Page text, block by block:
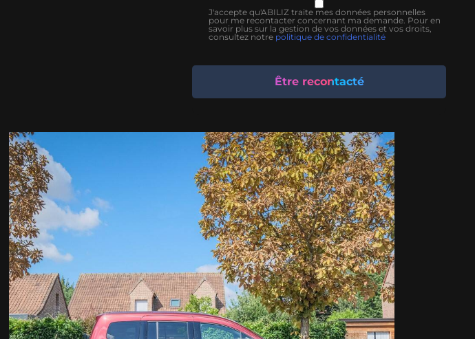
J'accepte qu'ABILIZ traite mes données personnelles
pour me recontacter concernant ma demande. Pour en
savoir plus sur la gestion de vos données et vos droits,
consultez notre politique de confidentialité
Être recontacté